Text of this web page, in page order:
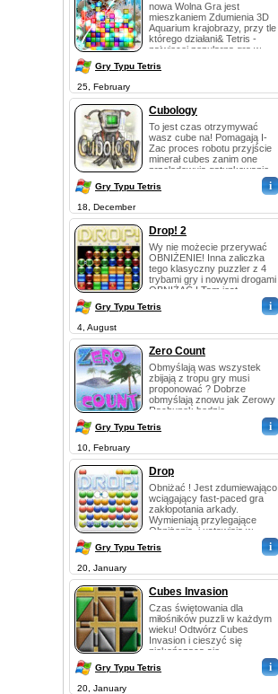
nowa Wolna Gra jest
mieszkaniem Zdumienia 3D
Aquarium krajobrazy, przy tle
którego działani& Tetris -
najwięcej popularna gra w
Gry Typu Tetris
25, February
Cubology
To jest czas otrzymywać
wasz cube na! Pomagają I-
Zac proces robotu przyjście
minerał cubes zanim one
przeładowują gatunkowanie
Gry Typu Tetris i
18, December
Drop! 2
Wy nie możecie przerywać
OBNIŻENIE! Inna zaliczka
tego klasyczny puzzler z 4
trybami gry i nowymi drogami
OBNIŻAĆ ! Tam jest
Gry Typu Tetris i
4, August
Zero Count
Obmyślają was wszystek
zbijają z tropu gry musi
proponować ? Dobrze
obmyślają znowu jak Zerowy
Rachunek będzie
zdolnoś...
Gry Typu Tetris i
10, February
Drop
Obniżać ! Jest zdumiewająco
wciągający fast-paced gra
zakłopotania arkady.
Wymieniają przylegające
Obniżenia, i ustawiają w
Gry Typu Tetris i
20, January
Cubes Invasion
Czas świętowania dla
miłośników puzzli w każdym
wieku! Odtwórz Cubes
Invasion i cieszyć się
niekończącą się...
Gry Typu Tetris i
20, January